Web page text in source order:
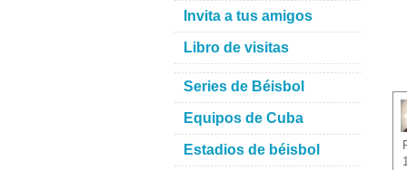
Invita a tus amigos
Libro de visitas
Series de Béisbol
Equipos de Cuba
Estadios de béisbol